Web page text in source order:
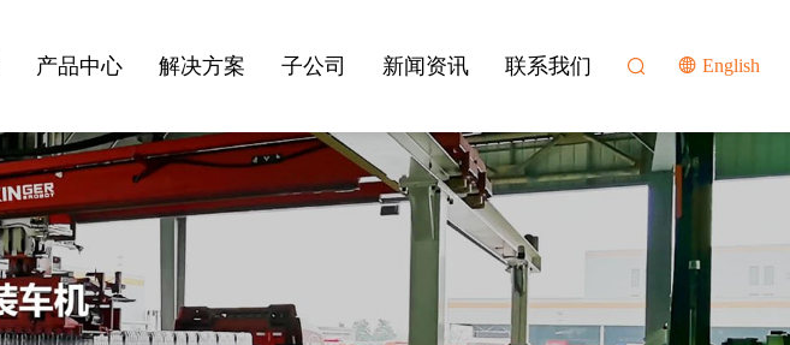
English
产品中心 解决方案 子公司 新闻资讯 联系我们